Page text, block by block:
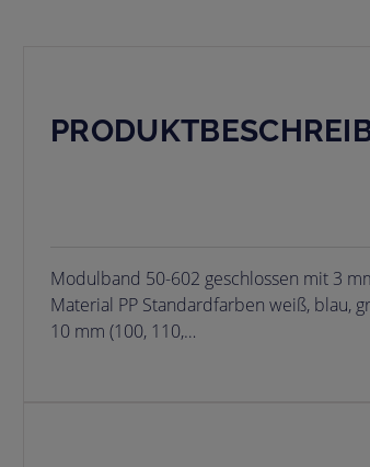
Modulband 50-602 geschlossen mit 3
Material PP Standardfarben weiß, blau,
10 mm (100, 110,…